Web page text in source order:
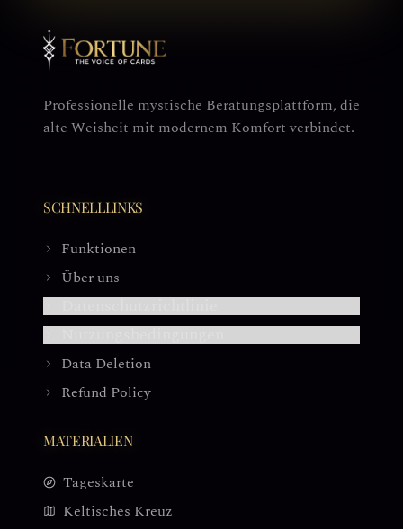
Professionelle mystische Beratungsplattform, die
alte Weisheit mit modernem Komfort verbindet.
SCHNELLLINKS
Funktionen
Über uns
Data Deletion
Refund Policy
MATERIALIEN
Tageskarte
Keltisches Kreuz